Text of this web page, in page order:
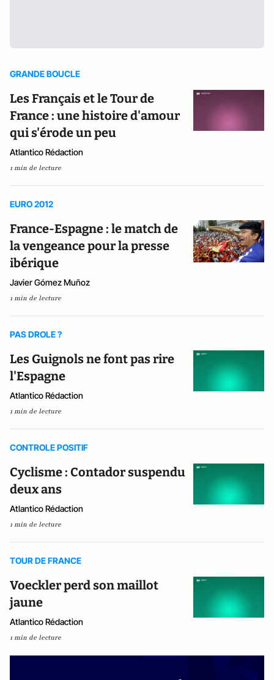
GRANDE BOUCLE
Les Français et le Tour de
France : une histoire d'amour
qui s'érode un peu
Atlantico Rédaction
1 min de lecture
EURO 2012
France-Espagne : le match de
la vengeance pour la presse
ibérique
Javier Gómez Muñoz
1 min de lecture
PAS DROLE ?
Les Guignols ne font pas rire
l'Espagne
Atlantico Rédaction
1 min de lecture
CONTROLE POSITIF
Cyclisme : Contador suspendu
deux ans
Atlantico Rédaction
1 min de lecture
TOUR DE FRANCE
Voeckler perd son maillot
jaune
Atlantico Rédaction
1 min de lecture